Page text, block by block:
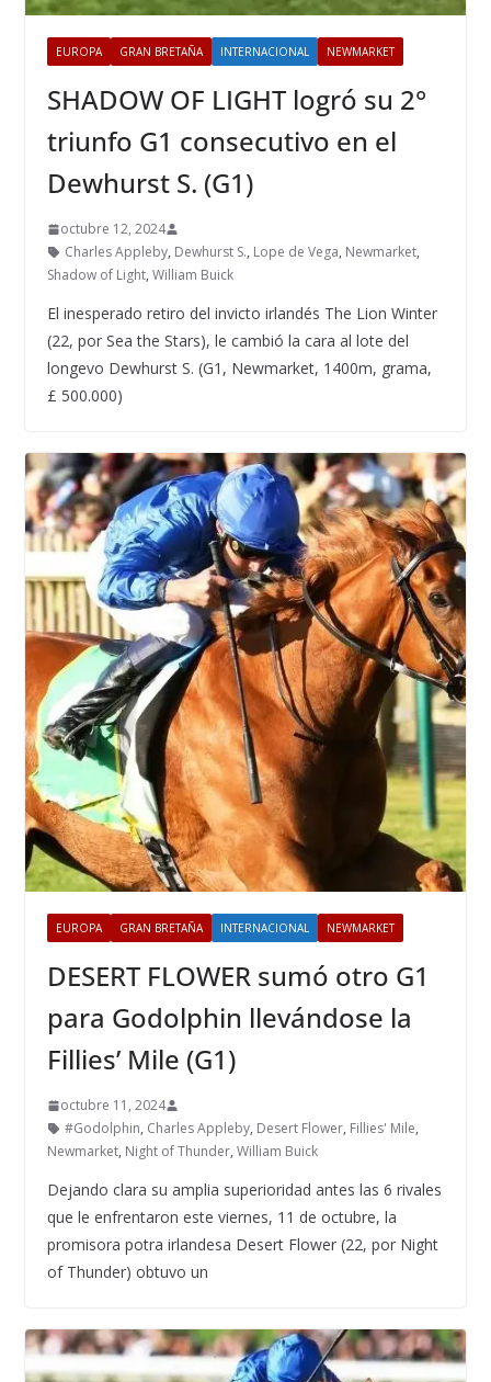
EUROPA GRAN BRETAÑA INTERNACIONAL NEWMARKET
SHADOW OF LIGHT logró su 2°
triunfo G1 consecutivo en el
Dewhurst S. (G1)
octubre 12, 2024
Charles Appleby, Dewhurst S., Lope de Vega, Newmarket,
Shadow of Light, William Buick
El inesperado retiro del invicto irlandés The Lion Winter
(22, por Sea the Stars), le cambió la cara al lote del
longevo Dewhurst S. (G1, Newmarket, 1400m, grama,
£ 500.000)
EUROPA GRAN BRETAÑA INTERNACIONAL NEWMARKET
DESERT FLOWER sumó otro G1
para Godolphin llevándose la
Fillies’ Mile (G1)
octubre 11, 2024
#Godolphin, Charles Appleby, Desert Flower, Fillies' Mile,
Newmarket, Night of Thunder, William Buick
Dejando clara su amplia superioridad antes las 6 rivales
que le enfrentaron este viernes, 11 de octubre, la
promisora potra irlandesa Desert Flower (22, por Night
of Thunder) obtuvo un